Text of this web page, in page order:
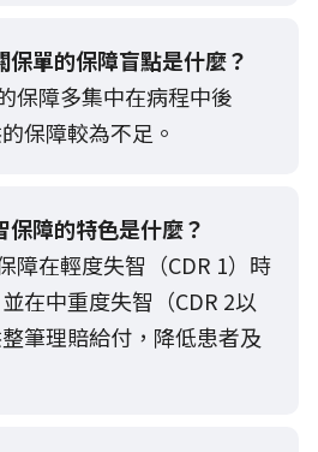
保單的保障盲點是什麼？
保障多集中在病程中後
保障較為不足。
保障的特色是什麼？
障在輕度失智（CDR 1）時
在中重度失智（CDR 2以
筆理賠給付，降低患者及